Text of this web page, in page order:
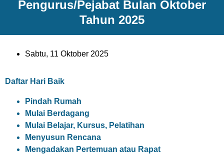
Pengurus/Pejabat Bulan Oktober
Tahun 2025
Sabtu, 11 Oktober 2025
Daftar Hari Baik
Pindah Rumah
Mulai Berdagang
Mulai Belajar, Kursus, Pelatihan
Menyusun Rencana
Mengadakan Pertemuan atau Rapat